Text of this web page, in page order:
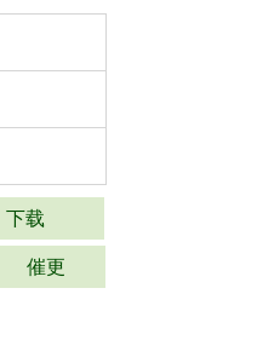
下载
催更